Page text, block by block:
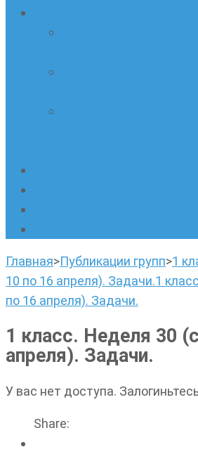
Главная>Публикации групп>1
10 по 16 апреля). Задачи.1
по 16 апреля). Задачи.
1 класс. Неделя 30
апреля). Задачи.
У вас нет доступа.
Share: